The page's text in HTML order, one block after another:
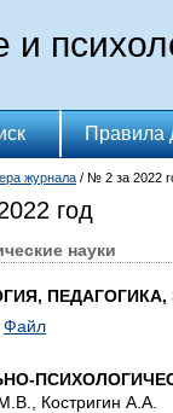
и
Правила
журнала / № 2 за 2022
год
науки
Файл
Костригин А.А.